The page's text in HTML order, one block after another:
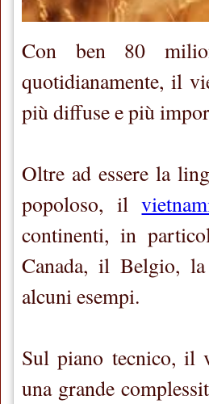
Con ben 80
quotidianamente, il
più diffuse e più
Oltre ad essere la
popoloso, il
continenti, in
Canada, il Belgio,
alcuni esempi.
Sul piano tecnico, il
una grande